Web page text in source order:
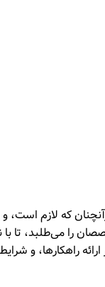
که لازم است، و
را می‌طلبد، تا با
راهکارها، و